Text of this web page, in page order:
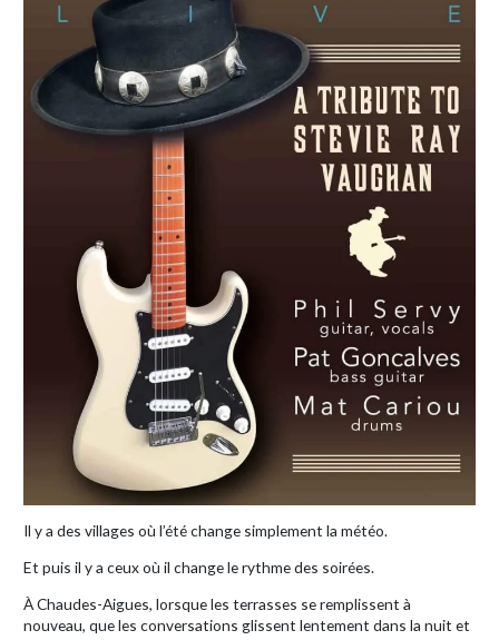
Il y a des villages où l’été change simplement la météo.
Et puis il y a ceux où il change le rythme des soirées.
À Chaudes-Aigues, lorsque les terrasses se remplissent à
nouveau, que les conversations glissent lentement dans la nuit et